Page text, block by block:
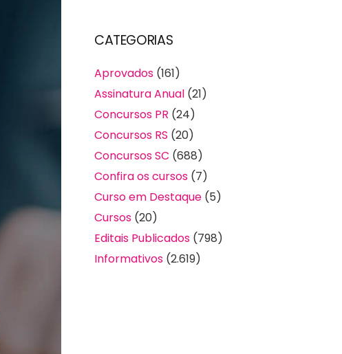
CATEGORIAS
Aprovados (161)
Assinatura Anual (21)
Concursos PR (24)
Concursos RS (20)
Concursos SC (688)
Confira os cursos (7)
Curso em Destaque (5)
Cursos (20)
Editais Publicados (798)
Informativos (2.619)